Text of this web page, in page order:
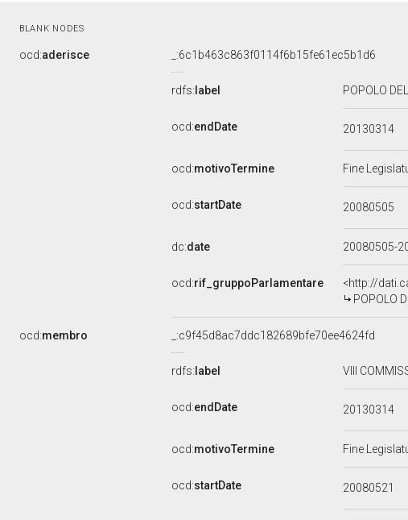
BLANK NODES
ocd:aderisce _:6c1b463c863f0114f6b15fe61ec5b1d6
rdfs: label POPOLO
ocd:endDate 20130314
ocd:motivoTermine Fine
ocd:startDate 20080505
dc:date 20080505-
ocd:rif_gruppoParlamentare
<http://
POPOLO
ocd:membro _:c9f45d8ac7ddc182689bfe70ee4624fd
rdfs: label VIII
ocd:endDate 20130314
ocd:motivoTermine Fine
ocd:startDate 20080521